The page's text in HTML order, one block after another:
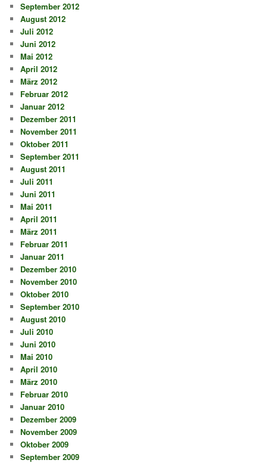
September 2012
August 2012
Juli 2012
Juni 2012
Mai 2012
April 2012
März 2012
Februar 2012
Januar 2012
Dezember 2011
November 2011
Oktober 2011
September 2011
August 2011
Juli 2011
Juni 2011
Mai 2011
April 2011
März 2011
Februar 2011
Januar 2011
Dezember 2010
November 2010
Oktober 2010
September 2010
August 2010
Juli 2010
Juni 2010
Mai 2010
April 2010
März 2010
Februar 2010
Januar 2010
Dezember 2009
November 2009
Oktober 2009
September 2009